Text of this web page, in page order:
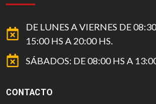
DE LUNES A VIERNES DE
15:00 HS A 20:00 HS.
SÁBADOS: DE 08:00 HS A
CONTACTO